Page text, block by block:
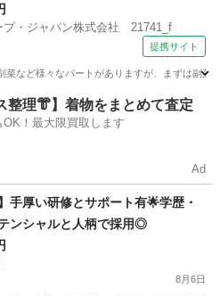
プ・ジャパン株式会社 21741_f
提携サイト
菜など様々なパートがありますが、まずは副
整理👘】着物をまとめて査定
！最大限買取します
Ad
手厚い研修とサポート有🌟学歴・
ンシャルと人柄で採用◎
8月6日